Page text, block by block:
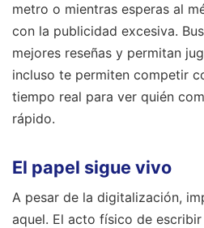
metro o mientras esperas al
con la publicidad excesiva.
mejores reseñas y permitan
incluso te permiten competir
tiempo real para ver quién
rápido.
El papel sigue vivo
A pesar de la digitalización,
aquel. El acto físico de